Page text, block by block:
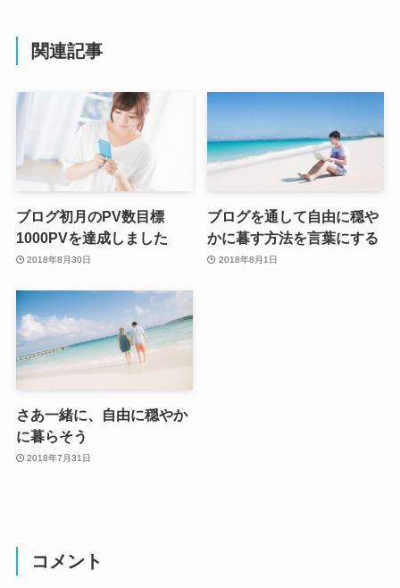
関連記事
ブログ初月のPV数目標
1000PVを達成しました
2018年8月30日
ブログを通して自由に穏や
かに暮す方法を言葉にする
2018年8月1日
さあ一緒に、自由に穏やか
に暮らそう
2018年7月31日
コメント